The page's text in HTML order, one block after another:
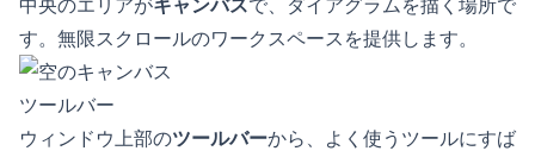
中央のエリアがキャンバスで、ダイアグラムを描く場所で
す。無限スクロールのワークスペースを提供します。
ツールバー
ウィンドウ上部のツールバーから、よく使うツールにすば